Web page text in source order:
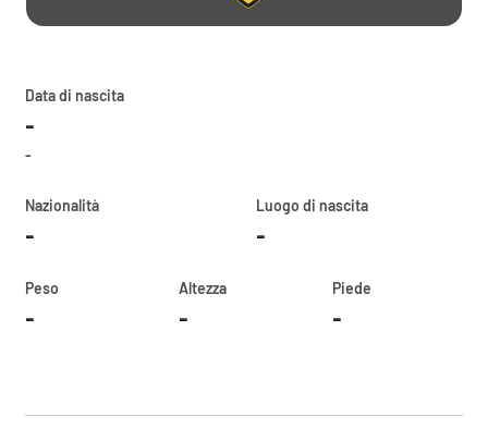
Data di nascita
-
-
Nazionalità
-
Luogo di nascita
-
Peso
-
Altezza
-
Piede
-